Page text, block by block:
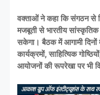
वक्ताओं ने कहा कि संगठन से
मजबूती से भारतीय सांस्कृतिक
सकेगा। बैठक में आगामी
कार्यक्रमों, साहित्यिक
आयोजनों की रूपरेखा पर भी